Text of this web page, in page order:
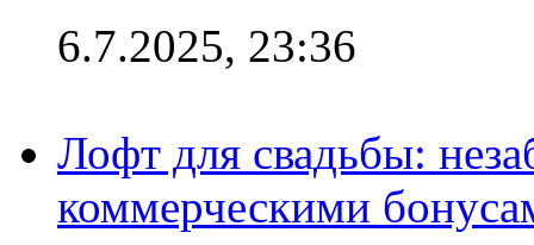
6.7.2025, 23:36
Лофт для свадьбы:
коммерческими